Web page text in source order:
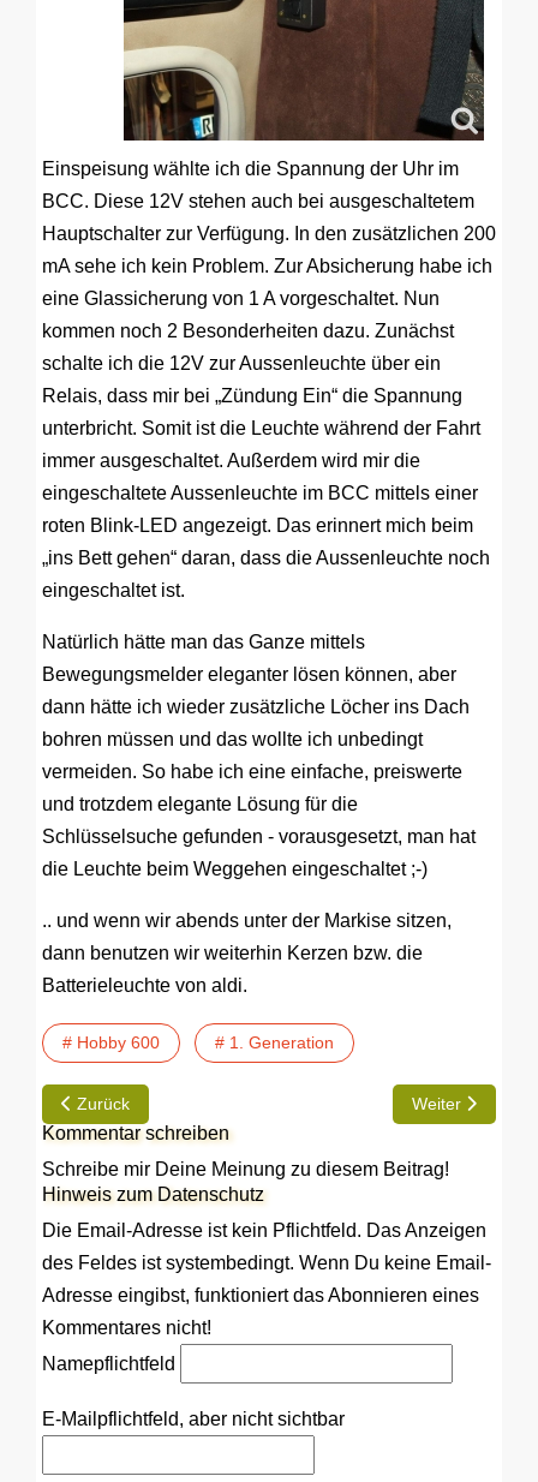
Einspeisung wählte ich die Spannung der Uhr im
BCC. Diese 12V stehen auch bei ausgeschaltetem
Hauptschalter zur Verfügung. In den zusätzlichen 200
mA sehe ich kein Problem. Zur Absicherung habe ich
eine Glassicherung von 1 A vorgeschaltet. Nun
kommen noch 2 Besonderheiten dazu. Zunächst
schalte ich die 12V zur Aussenleuchte über ein
Relais, dass mir bei „Zündung Ein“ die Spannung
unterbricht. Somit ist die Leuchte während der Fahrt
immer ausgeschaltet. Außerdem wird mir die
eingeschaltete Aussenleuchte im BCC mittels einer
roten Blink-LED angezeigt. Das erinnert mich beim
„ins Bett gehen“ daran, dass die Aussenleuchte noch
eingeschaltet ist.
Natürlich hätte man das Ganze mittels
Bewegungsmelder eleganter lösen können, aber
dann hätte ich wieder zusätzliche Löcher ins Dach
bohren müssen und das wollte ich unbedingt
vermeiden. So habe ich eine einfache, preiswerte
und trotzdem elegante Lösung für die
Schlüsselsuche gefunden - vorausgesetzt, man hat
die Leuchte beim Weggehen eingeschaltet ;-)
.. und wenn wir abends unter der Markise sitzen,
dann benutzen wir weiterhin Kerzen bzw. die
Batterieleuchte von aldi.
# Hobby 600 # 1. Generation
Vorheriger Beitrag: TIP | Reifendruckkontrollsystem CE 100
Zurück Nächster
Weiter
Kommentar schreiben
Schreibe mir Deine Meinung zu diesem Beitrag!
Hinweis zum Datenschutz
Die Email-Adresse ist kein Pflichtfeld. Das Anzeigen
des Feldes ist systembedingt. Wenn Du keine Email-
Adresse eingibst, funktioniert das Abonnieren eines
Kommentares nicht!
Namepflichtfeld
E-Mail pflichtfeld, aber nicht sichtbar